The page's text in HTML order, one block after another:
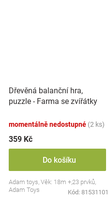
Dřevěná balanční hra,
puzzle - Farma se zvířátky
momentálně nedostupné (2 ks)
359 Kč
Do košíku
Adam toys, Věk: 18m +,23 prvků,
Adam Toys
Kód: 81531101